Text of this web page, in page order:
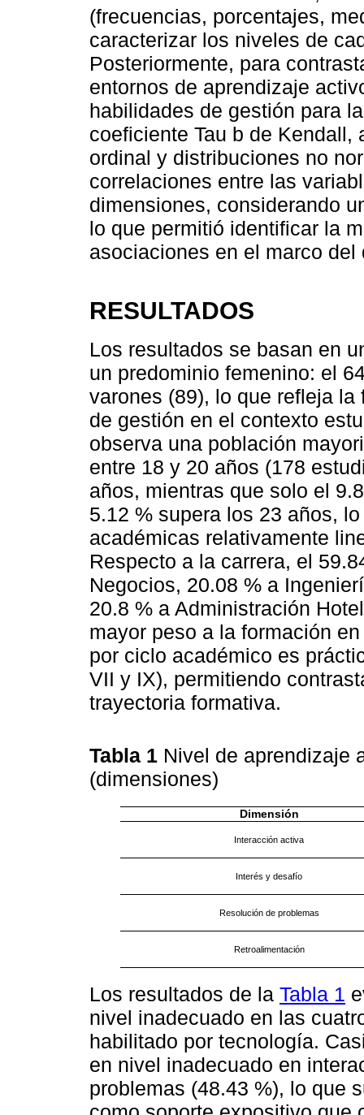
(frecuencias, porcentajes,
caracterizar los niveles de
Posteriormente, para
entornos de aprendizaje
habilidades de gestión para
coeficiente Tau b de
ordinal y distribuciones no
correlaciones entre las
dimensiones, considerando
lo que permitió identificar la
asociaciones en el marco
RESULTADOS
Los resultados se basan en
un predominio femenino: el
varones (89), lo que refleja
de gestión en el contexto
observa una población
entre 18 y 20 años (178
años, mientras que solo el
5.12 % supera los 23 años,
académicas relativamente
Respecto a la carrera, el
Negocios, 20.08 % a
20.8 % a Administración
mayor peso a la formación
por ciclo académico es
VII y IX), permitiendo
trayectoria formativa.
Tabla 1 Nivel de aprendizaje
(dimensiones)
Dimensión
Interacción activa
Interés y desafío
Resolución de problemas
Retroalimentación
Los resultados de la Tabla 1
nivel inadecuado en las
habilitado por tecnología.
en nivel inadecuado en
problemas (48.43 %), lo que